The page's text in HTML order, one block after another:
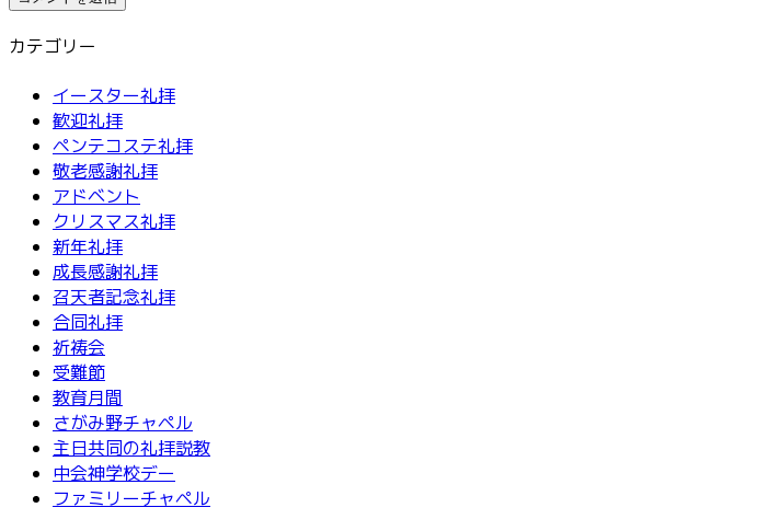
カテゴリー
イースター礼拝
歓迎礼拝
ペンテコステ礼拝
敬老感謝礼拝
アドベント
クリスマス礼拝
新年礼拝
成長感謝礼拝
召天者記念礼拝
合同礼拝
祈祷会
受難節
教育月間
さがみ野チャペル
主日共同の礼拝説教
中会神学校デー
ファミリーチャペル